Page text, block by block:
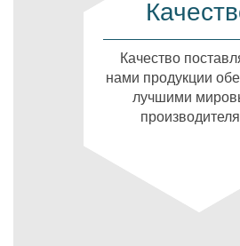
Качество
нами продукции
лучшими